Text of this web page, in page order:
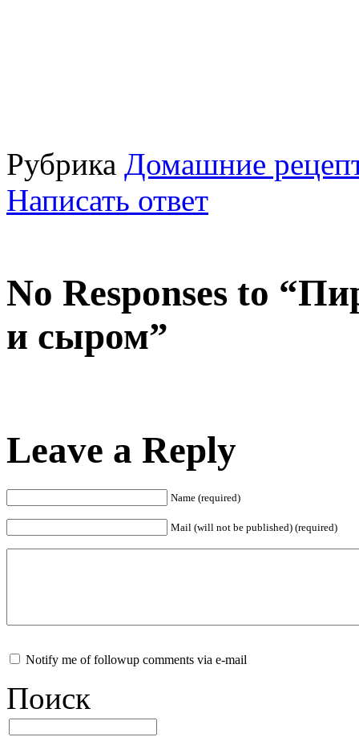
Рубрика Домашние
Написать ответ
No Responses to
и сыром”
Leave a Reply
Name (required)
Mail (will not be published) (required)
Notify me of followup comments via e-mail
Поиск